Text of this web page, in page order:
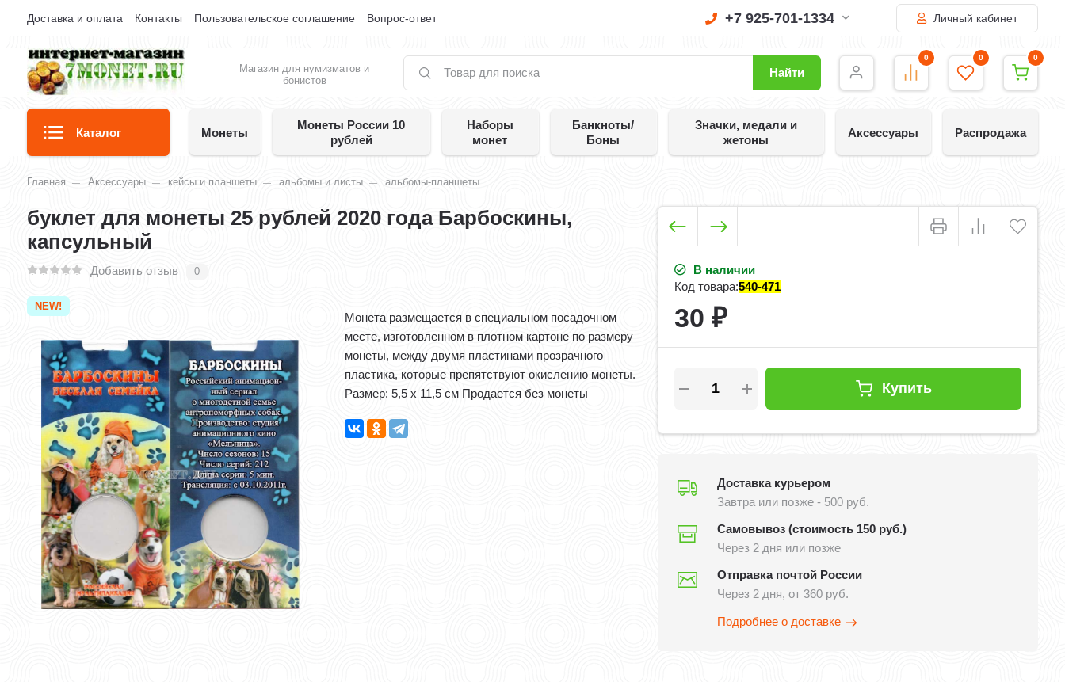
Доставка и оплата Контакты Пользовательское соглашение Вопрос-ответ +7 925-701-1334 Личный кабинет
Магазин для нумизматов и
бонистов
Найти
0 0 0
Каталог Монеты
Монеты России 10
рублей
Наборы
монет
Банкноты/
Боны
Значки, медали и
жетоны
Аксессуары Распродажа
Главная Аксессуары кейсы и планшеты альбомы и листы альбомы-планшеты
буклет для монеты 25 рублей 2020 года Барбоскины,
капсульный
Добавить отзыв 0
NEW!
Монета размещается в специальном посадочном
месте, изготовленном в плотном картоне по размеру
монеты, между двумя пластинами прозрачного
пластика, которые препятствуют окислению монеты.
Размер: 5,5 х 11,5 см Продается без монеты
В наличии
Код товара:540-471
30 ₽
Купить
Доставка курьером
Завтра или позже - 500 руб.
Самовывоз (стоимость 150 руб.)
Через 2 дня или позже
Отправка почтой России
Через 2 дня, от 360 руб.
Подробнее о доставке